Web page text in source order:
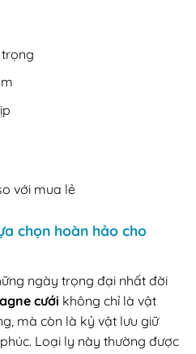
với mua lẻ
chọn hoàn hảo cho
ngày trọng đại nhất đời
cưới không chỉ là vật
mà còn là kỷ vật lưu giữ
Loại ly này thường được